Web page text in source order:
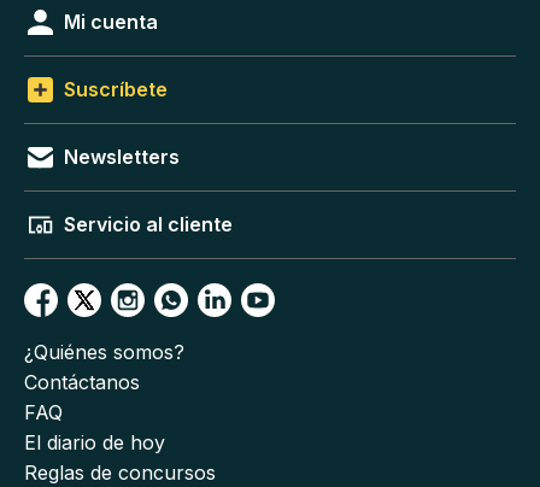
Mi cuenta
Suscríbete
Newsletters
Servicio al cliente
¿Quiénes somos?
Contáctanos
FAQ
El diario de hoy
Reglas de concursos